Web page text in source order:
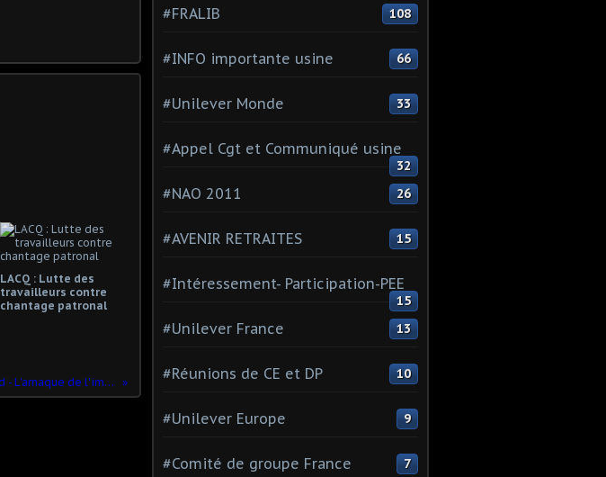
LACQ : Lutte des
travailleurs contre
chantage patronal
Étienne Chouard - L'arnaque de l'impôt sur le revenu.mp4
#FRALIB 108
#INFO importante usine 66
#Unilever Monde 33
#Appel Cgt et Communiqué usine
32
#NAO 2011 26
#AVENIR RETRAITES 15
#Intéressement- Participation-PEE
15
#Unilever France 13
#Réunions de CE et DP 10
#Unilever Europe 9
#Comité de groupe France 7